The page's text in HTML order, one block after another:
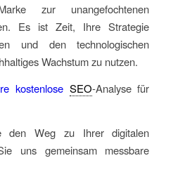
zur unangefochtenen
Es ist Zeit, Ihre Strategie
und den technologischen
Wachstum zu nutzen.
kostenlose SEO-Analyse für
den Weg zu Ihrer digitalen
uns gemeinsam messbare